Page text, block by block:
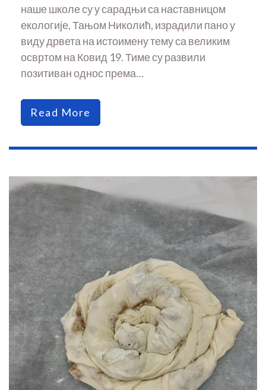
наше школе су у сарадњи са наставницом
екологије, Тањом Николић, израдили пано у
виду дрвета на истоимену тему са великим
освртом на Ковид 19. Тиме су развили
позитиван однос према…
Read More